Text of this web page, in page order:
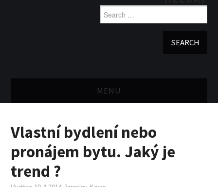
Search for:
MENU
ZAHRADA
FINANCE
Vlastní bydlení nebo
pronájem bytu. Jaký je
trend ?